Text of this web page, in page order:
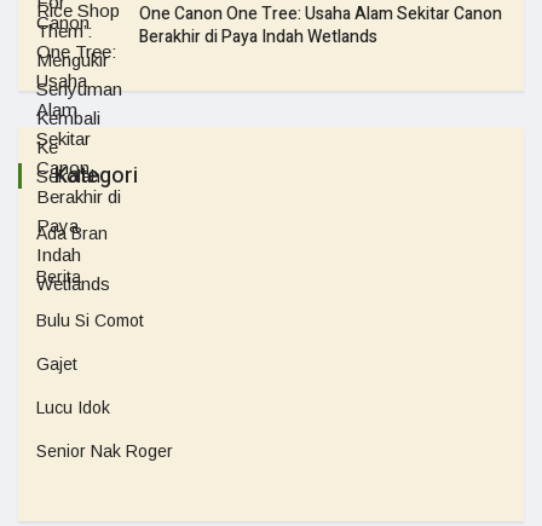
One Canon One Tree: Usaha Alam Sekitar Canon
Berakhir di Paya Indah Wetlands
Kategori
Ada Bran
Berita
Bulu Si Comot
Gajet
Lucu Idok
Senior Nak Roger